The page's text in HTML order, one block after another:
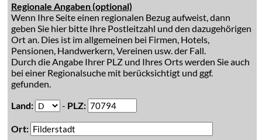
Regionale Angaben (optional)
Wenn Ihre Seite einen regionalen Bezug aufweist, dann
geben Sie hier bitte Ihre Postleitzahl und den dazugehörigen
Ort an. Dies ist im allgemeinen bei Firmen, Hotels,
Pensionen, Handwerkern, Vereinen usw. der Fall.
Durch die Angabe Ihrer PLZ und Ihres Orts werden Sie auch
bei einer Regionalsuche mit berücksichtigt und ggf.
gefunden.
Land:
- PLZ:
Ort: